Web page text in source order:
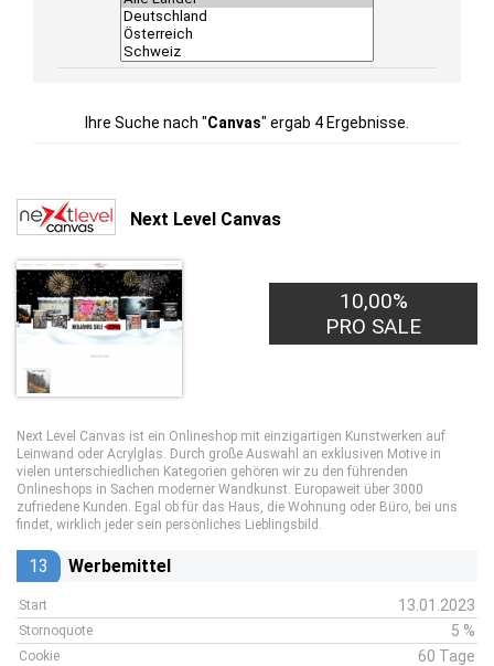
Ihre Suche nach "Canvas" ergab 4 Ergebnisse.
Next Level Canvas
10,00%
PRO SALE
Next Level Canvas ist ein Onlineshop mit einzigartigen Kunstwerken auf
Leinwand oder Acrylglas. Durch große Auswahl an exklusiven Motive in
vielen unterschiedlichen Kategorien gehören wir zu den führenden
Onlineshops in Sachen moderner Wandkunst. Europaweit über 3000
zufriedene Kunden. Egal ob für das Haus, die Wohnung oder Büro, bei uns
findet, wirklich jeder sein persönliches Lieblingsbild.
13 Werbemittel
Start 13.01.2023
Stornoquote 5 %
Cookie 60 Tage